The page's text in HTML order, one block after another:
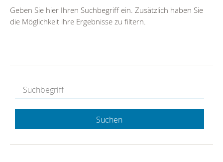
Geben Sie hier Ihren Suchbegriff ein. Zusätzlich haben Sie
die Möglichkeit ihre Ergebnisse zu filtern.
Suchen